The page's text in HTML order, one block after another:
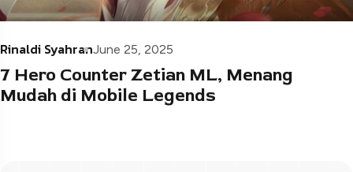
Rinaldi SyahranJune 25, 2025
7 Hero Counter Zetian ML, Menang
Mudah di Mobile Legends